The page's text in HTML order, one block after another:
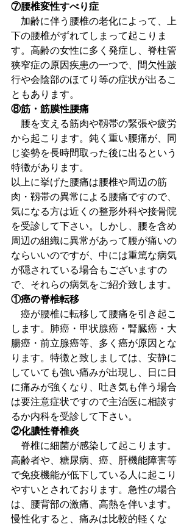
⑦腰椎変性すべり症
加齢に伴う腰椎の老化によって、上
下の腰椎がずれてしまって起こりま
す。高齢の女性に多く発症し、脊柱管
狭窄症の原因疾患の一つで、間欠性跛
行や会陰部のほてり等の症状が出るこ
ともあります。
⑧筋・筋膜性腰痛
腰を支える筋肉や靱帯の緊張や疲労
から起こります。鈍く重い腰痛が、同
じ姿勢を長時間取った後に出るという
特徴があります。
以上に挙げた腰痛は腰椎や周辺の筋
肉・靱帯の異常による腰痛ですので、
気になる方は近くの整形外科や接骨院
を受診して下さい。しかし、腰を含め
周辺の組織に異常があって腰が痛いの
ならいいのですが、中には重篤な病気
が隠されている場合もございますの
で、それらの病気をご紹介致します。
①癌の脊椎転移
癌が腰椎に転移して腰痛を引き起こ
します。肺癌・甲状腺癌・腎臓癌・大
腸癌・前立腺癌等、多く癌が原因とな
ります。特徴と致しましては、安静に
していても強い痛みが出現し、日に日
に痛みが強くなり、吐き気も伴う場合
は要注意症状ですので主治医に相談す
るか内科を受診して下さい。
②化膿性脊椎炎
脊椎に細菌が感染して起こります。
高齢者や、糖尿病、癌、肝機能障害等
で免疫機能が低下している人に起こり
やすいとされております。急性の場合
は、腰背部の激痛、高熱を伴います。
慢性化すると、痛みは比較的軽くな